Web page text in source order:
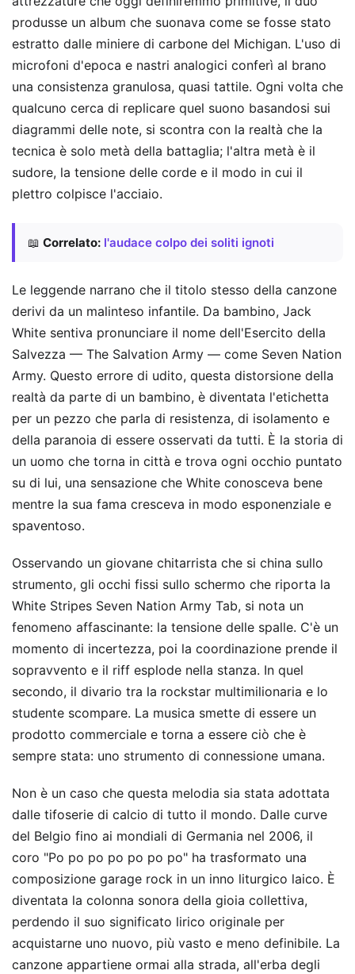
produsse un album che suonava come se fosse stato
estratto dalle miniere di carbone del Michigan. L'uso di
microfoni d'epoca e nastri analogici conferì al brano
una consistenza granulosa, quasi tattile. Ogni volta che
qualcuno cerca di replicare quel suono basandosi sui
diagrammi delle note, si scontra con la realtà che la
tecnica è solo metà della battaglia; l'altra metà è il
sudore, la tensione delle corde e il modo in cui il
plettro colpisce l'acciaio.
📖 Correlato: l'audace colpo dei soliti ignoti
Le leggende narrano che il titolo stesso della canzone
derivi da un malinteso infantile. Da bambino, Jack
White sentiva pronunciare il nome dell'Esercito della
Salvezza — The Salvation Army — come Seven Nation
Army. Questo errore di udito, questa distorsione della
realtà da parte di un bambino, è diventata l'etichetta
per un pezzo che parla di resistenza, di isolamento e
della paranoia di essere osservati da tutti. È la storia di
un uomo che torna in città e trova ogni occhio puntato
su di lui, una sensazione che White conosceva bene
mentre la sua fama cresceva in modo esponenziale e
spaventoso.
Osservando un giovane chitarrista che si china sullo
strumento, gli occhi fissi sullo schermo che riporta la
White Stripes Seven Nation Army Tab, si nota un
fenomeno affascinante: la tensione delle spalle. C'è un
momento di incertezza, poi la coordinazione prende il
sopravvento e il riff esplode nella stanza. In quel
secondo, il divario tra la rockstar multimilionaria e lo
studente scompare. La musica smette di essere un
prodotto commerciale e torna a essere ciò che è
sempre stata: uno strumento di connessione umana.
Non è un caso che questa melodia sia stata adottata
dalle tifoserie di calcio di tutto il mondo. Dalle curve
del Belgio fino ai mondiali di Germania nel 2006, il
coro "Po po po po po po po" ha trasformato una
composizione garage rock in un inno liturgico laico. È
diventata la colonna sonora della gioia collettiva,
perdendo il suo significato lirico originale per
acquistarne uno nuovo, più vasto e meno definibile. La
canzone appartiene ormai alla strada, all'erba degli